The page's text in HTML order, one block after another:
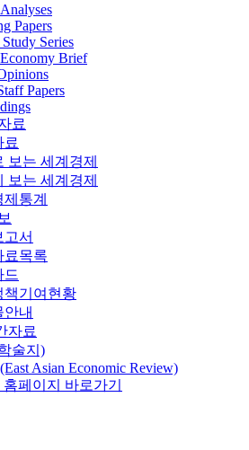
Papers
Series
Brief
Papers
료
료
보는 세계경제
보는 세계경제
통계
고서
료목록
드
책기여현황
안내
자료
술지)
Asian Economic Review)
페이지 바로가기